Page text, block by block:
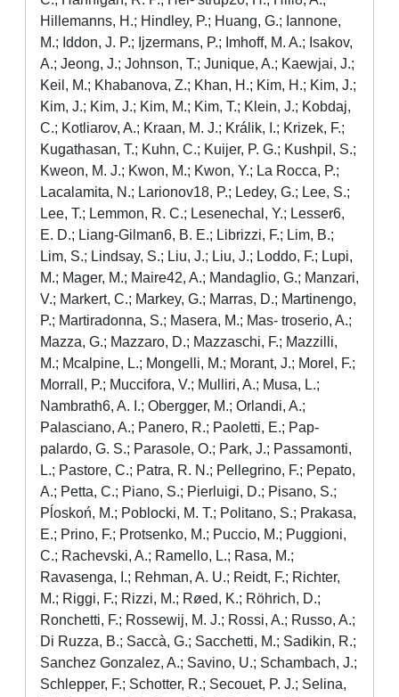
Hillemanns, H.; Hindley, P.; Huang, G.; Iannone,
M.; Iddon, J. P.; Ijzermans, P.; Imhoff, M. A.; Isakov,
A.; Jeong, J.; Johnson, T.; Junique, A.; Kaewjai, J.;
Keil, M.; Khabanova, Z.; Khan, H.; Kim, H.; Kim, J.;
Kim, J.; Kim, J.; Kim, M.; Kim, T.; Klein, J.; Kobdaj,
C.; Kotliarov, A.; Kraan, M. J.; Králik, I.; Krizek, F.;
Kugathasan, T.; Kuhn, C.; Kuijer, P. G.; Kushpil, S.;
Kweon, M. J.; Kwon, M.; Kwon, Y.; La Rocca, P.;
Lacalamita, N.; Larionov18, P.; Ledey, G.; Lee, S.;
Lee, T.; Lemmon, R. C.; Lesenechal, Y.; Lesser6,
E. D.; Liang-Gilman6, B. E.; Librizzi, F.; Lim, B.;
Lim, S.; Lindsay, S.; Liu, J.; Liu, J.; Loddo, F.; Lupi,
M.; Mager, M.; Maire42, A.; Mandaglio, G.; Manzari,
V.; Markert, C.; Markey, G.; Marras, D.; Martinengo,
P.; Martiradonna, S.; Masera, M.; Mas- troserio, A.;
Mazza, G.; Mazzaro, D.; Mazzaschi, F.; Mazzilli,
M.; Mcalpine, L.; Mongelli, M.; Morant, J.; Morel, F.;
Morrall, P.; Muccifora, V.; Mulliri, A.; Musa, L.;
Nambrath6, A. I.; Obergger, M.; Orlandi, A.;
Palasciano, A.; Panero, R.; Paoletti, E.; Pap-
palardo, G. S.; Parasole, O.; Park, J.; Passamonti,
L.; Pastore, C.; Patra, R. N.; Pellegrino, F.; Pepato,
A.; Petta, C.; Piano, S.; Pierluigi, D.; Pisano, S.;
Pĺoskoń, M.; Poblocki, M. T.; Politano, S.; Prakasa,
E.; Prino, F.; Protsenko, M.; Puccio, M.; Puggioni,
C.; Rachevski, A.; Ramello, L.; Rasa, M.;
Ravasenga, I.; Rehman, A. U.; Reidt, F.; Richter,
M.; Riggi, F.; Rizzi, M.; Røed, K.; Röhrich, D.;
Ronchetti, F.; Rossewij, M. J.; Rossi, A.; Russo, A.;
Di Ruzza, B.; Saccà, G.; Sacchetti, M.; Sadikin, R.;
Sanchez Gonzalez, A.; Savino, U.; Schambach, J.;
Schlepper, F.; Schotter, R.; Secouet, P. J.; Selina,